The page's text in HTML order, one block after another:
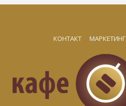
КОНТАКТ МАРКЕТИНГ